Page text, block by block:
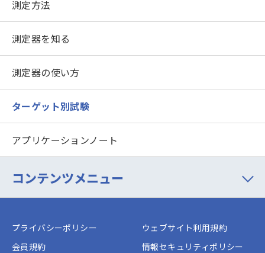
測定方法
測定器を知る
測定器の使い方
ターゲット別試験
アプリケーションノート
コンテンツメニュー
プライバシーポリシー
ウェブサイト利用規約
会員規約
情報セキュリティポリシー